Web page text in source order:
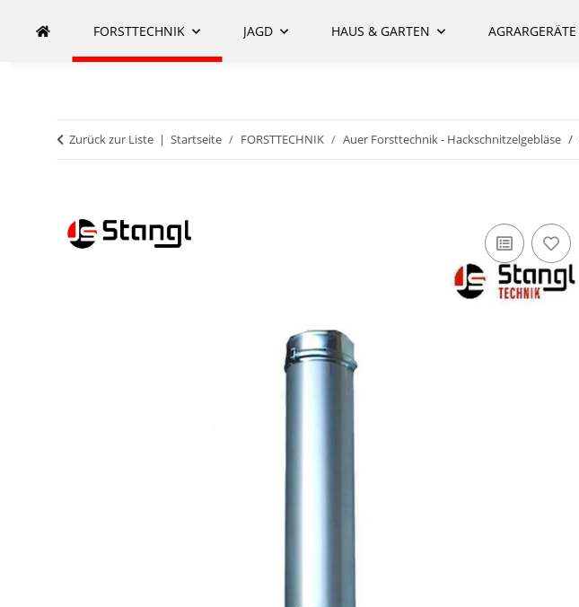
FORSTTECHNIK JAGD HAUS & GARTEN AGRARGERÄTE
Zurück zur Liste Startseite FORSTTECHNIK Auer Forsttechnik - Hackschnitzelgebläse